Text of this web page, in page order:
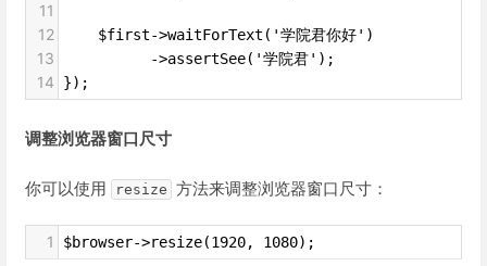
11
12
    $first->waitForText('学院君你好')
13
          ->assertSee('学院君');
14 });
调整浏览器窗口尺寸
你可以使用 resize 方法来调整浏览器窗口尺寸：
1 $browser->resize(1920, 1080);